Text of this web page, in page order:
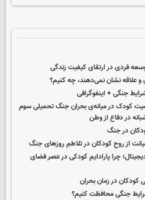
فردی در ارتقای کیفیت زندگی
و علاقه نشان نمی‌دهند، چه کنیم؟
جنگی + اینفوگرافی
کودک در میانه‌ی بحران جنگ تحمیلی سوم
در دفاع از وطن
در جنگ
از روحِ کودکان در تلاطمِ روزهای جنگ
چرا پارادایمِ کودکی در عصر فضای
کودکان در زمان بحران
جنگی محافظت کنیم؟